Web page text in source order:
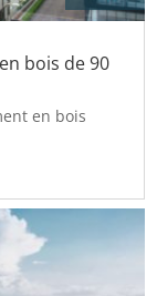
bois de 90
en bois